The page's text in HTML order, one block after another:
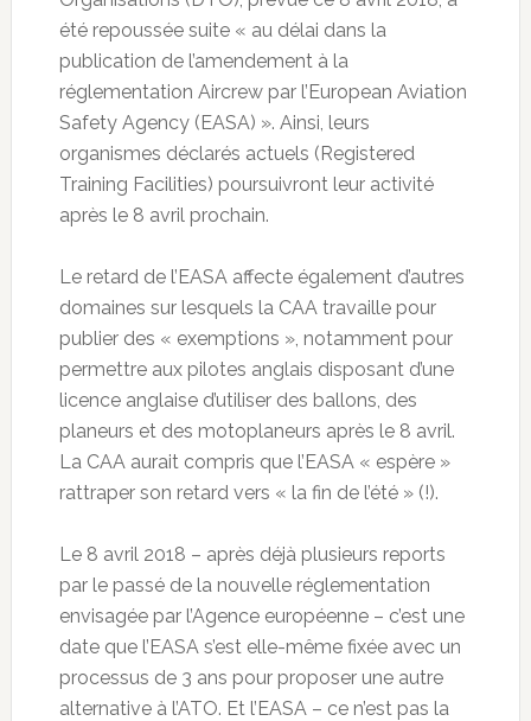
été repoussée suite « au délai dans la
publication de l’amendement à la
réglementation Aircrew par l’European Aviation
Safety Agency (EASA) ». Ainsi, leurs
organismes déclarés actuels (Registered
Training Facilities) poursuivront leur activité
après le 8 avril prochain.
Le retard de l’EASA affecte également d’autres
domaines sur lesquels la CAA travaille pour
publier des « exemptions », notamment pour
permettre aux pilotes anglais disposant d’une
licence anglaise d’utiliser des ballons, des
planeurs et des motoplaneurs après le 8 avril.
La CAA aurait compris que l’EASA « espère »
rattraper son retard vers « la fin de l’été » (!).
Le 8 avril 2018 – après déjà plusieurs reports
par le passé de la nouvelle réglementation
envisagée par l’Agence européenne – c’est une
date que l’EASA s’est elle-même fixée avec un
processus de 3 ans pour proposer une autre
alternative à l’ATO. Et l’EASA – ce n’est pas la